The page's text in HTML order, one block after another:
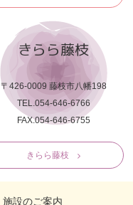
きらら藤枝
〒426-0009 藤枝市八幡198
TEL.054-646-6766
FAX.054-646-6755
きらら藤枝
施設のご案内